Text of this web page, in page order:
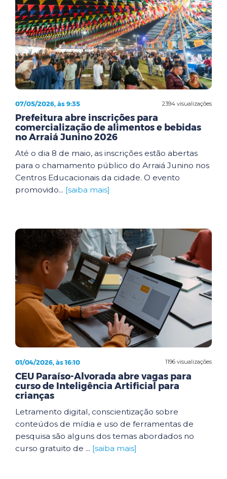
2394 visualizações
07/05/2026, às 9:35
Prefeitura abre inscrições para
comercialização de alimentos e bebidas
no Arraiá Junino 2026
Até o dia 8 de maio, as inscrições estão abertas
para o chamamento público do Arraiá Junino nos
Centros Educacionais da cidade. O evento
promovido... [saiba mais]
1196 visualizações
01/04/2026, às 16:10
CEU Paraíso-Alvorada abre vagas para
curso de Inteligência Artificial para
crianças
Letramento digital, conscientização sobre
conteúdos de mídia e uso de ferramentas de
pesquisa são alguns dos temas abordados no
curso gratuito de ... [saiba mais]